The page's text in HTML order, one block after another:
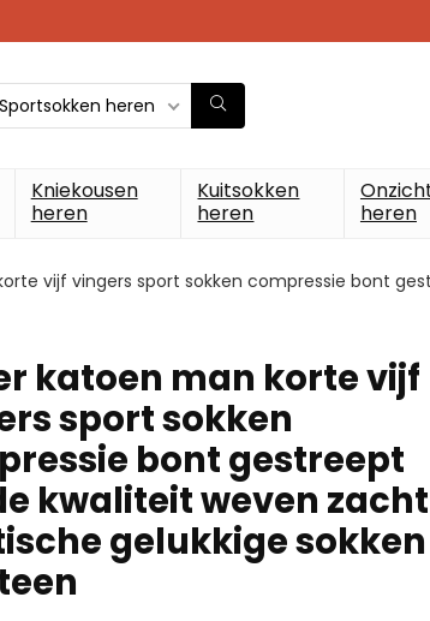
Sportsokken heren
Kniekousen
heren
Kuitsokken
heren
heren
vijf vingers sport sokken compressie bont
katoen man korte vijf
sport sokken
bont gestreept
kwaliteit weven
gelukkige sokken